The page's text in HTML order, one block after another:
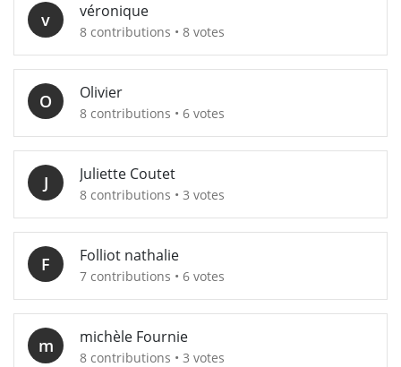
v véronique
8 contributions • 8 votes
O Olivier
8 contributions • 6 votes
J Juliette Coutet
8 contributions • 3 votes
F Folliot nathalie
7 contributions • 6 votes
m michèle Fournie
8 contributions • 3 votes